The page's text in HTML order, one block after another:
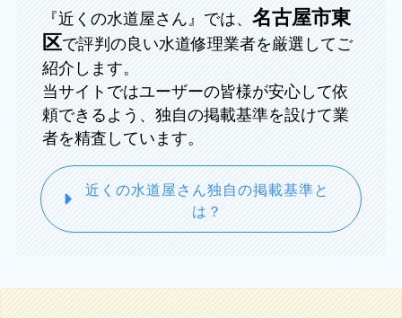
『近くの水道屋さん』では、 名古屋市東
区で評判の良い水道修理業者を厳選してご
紹介します。
当サイトではユーザーの皆様が安心して依
頼できるよう、独自の掲載基準を設けて業
者を精査しています。
近くの水道屋さん独自の掲載基準と
は？